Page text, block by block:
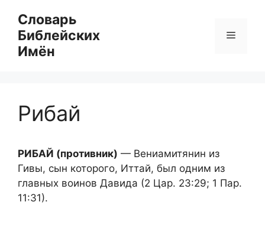
содержимому
Словарь
Библейских
Имён
Меню
Рибай
РИБАЙ (противник) — Вениамитянин из
Гивы, сын которого, Иттай, был одним из
главных воинов Давида (2 Цар. 23:29; 1 Пар.
11:31).